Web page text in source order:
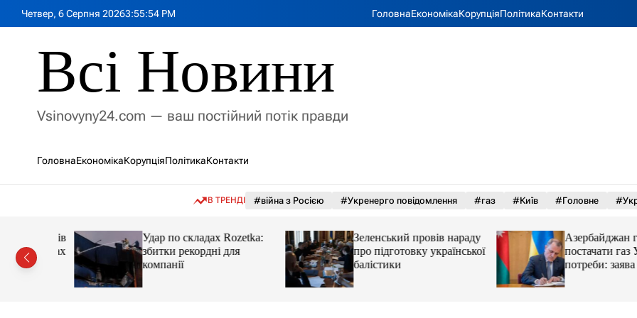
Четвер, 6 Серпня 20263:55:56 PM ГоловнаЕкономікаКорупціяПолітикаКонтакти
Всі Новини
Vsinovyny24.com — ваш постійний потік правди
ГоловнаЕкономікаКорупціяПолітикаКонтакти
В ТРЕНДІ #війна з Росією #Укренерго повідомлення #газ #Київ #Головне
країнах
Удар по складах Rozetka:
збитки рекордні для
компанії
Зеленський провів нараду
про підготовку української
балістики
Азербайджан
постачати газ
потреби: заява